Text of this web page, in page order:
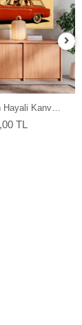
Hayali Kanvas
TL